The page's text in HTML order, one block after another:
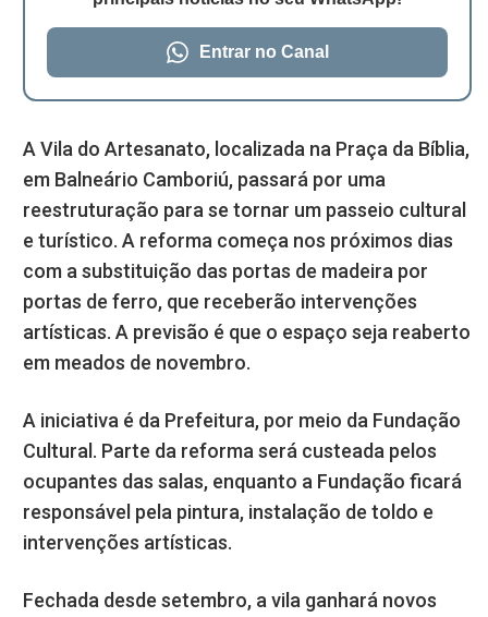
Entrar no Canal
A Vila do Artesanato, localizada na Praça da Bíblia,
em Balneário Camboriú, passará por uma
reestruturação para se tornar um passeio cultural
e turístico. A reforma começa nos próximos dias
com a substituição das portas de madeira por
portas de ferro, que receberão intervenções
artísticas. A previsão é que o espaço seja reaberto
em meados de novembro.
A iniciativa é da Prefeitura, por meio da Fundação
Cultural. Parte da reforma será custeada pelos
ocupantes das salas, enquanto a Fundação ficará
responsável pela pintura, instalação de toldo e
intervenções artísticas.
Fechada desde setembro, a vila ganhará novos